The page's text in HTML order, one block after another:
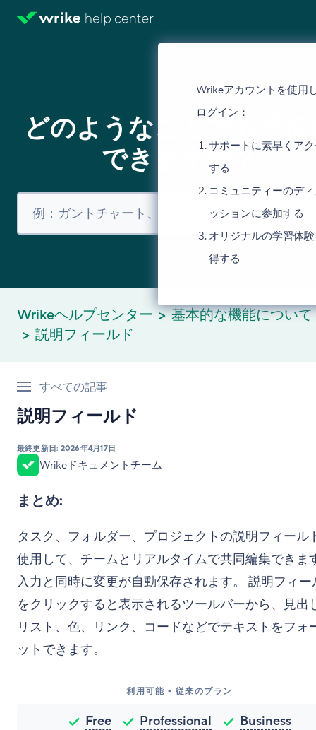
Wrikeアカウントを使用
ログイン：
サポートに素早くア
する
コミュニティーのデ
ッションに参加する
オリジナルの学習体
得する
どのようなことでお手
できますか？
Wrikeヘルプセンター
基本的な機能について
説明フィールド
すべての記事
説明フィールド
最終更新日: 2026年4月17日
Wrikeドキュメントチーム
まとめ:
タスク、フォルダー、プロジェクトの説明フィール
使用して、チームとリアルタイムで共同編集できま
入力と同時に変更が自動保存されます。 説明フィー
をクリックすると表示されるツールバーから、見出
リスト、色、リンク、コードなどでテキストをフォ
ットできます。
利用可能 - 従来のプラン
Free Professional
Business